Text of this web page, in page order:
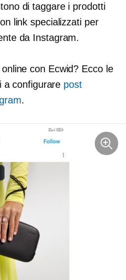
di taggare i prodotti
link specializzati per
da Instagram.
con Ecwid? Ecco le
a configurare post
.